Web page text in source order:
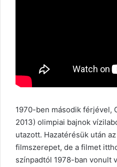
1970-ben második férjével,
2013) olimpiai bajnok
utazott. Hazatérésük után
filmszerepet, de a filmet
színpadtól 1978-ban vonult